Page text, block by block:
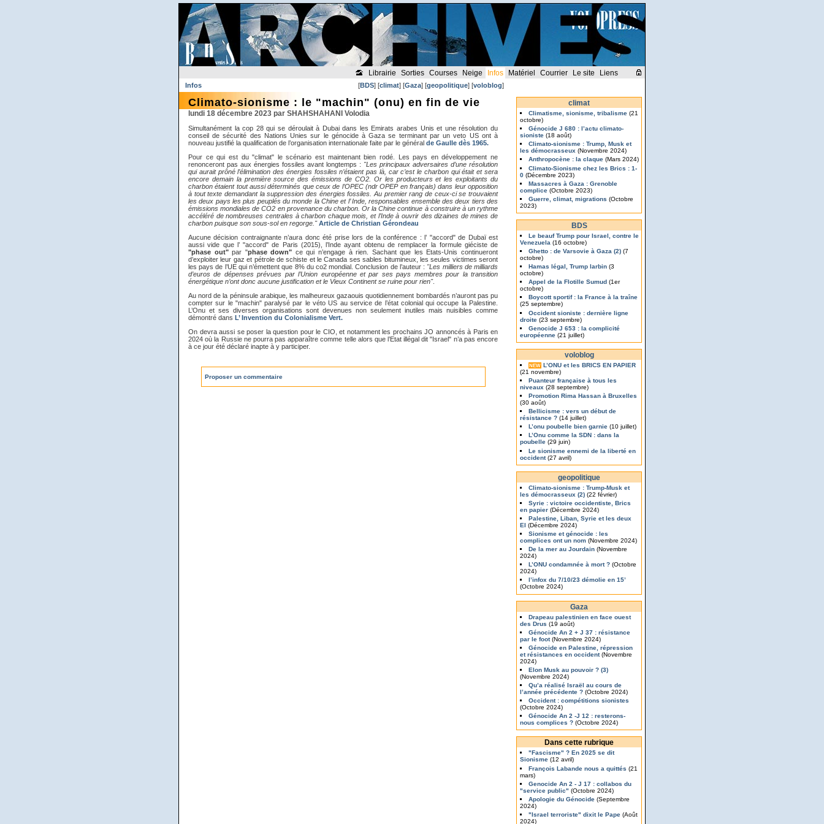
Librairie Sorties Courses Neige Infos Matériel Courrier Le site Liens
[BDS] [climat] [Gaza] [geopolitique] [voloblog]
Infos
Climato-sionisme : le "machin" (onu) en fin de vie
lundi 18 décembre 2023 par SHAHSHAHANI Volodia
Simultanément la cop 28 qui se déroulait à Dubai dans les Emirats arabes Unis et une résolution du
conseil de sécurité des Nations Unies sur le génocide à Gaza se terminant par un veto US ont à
nouveau justifié la qualification de l’organisation internationale faite par le général de Gaulle dès 1965.
Pour ce qui est du "climat" le scénario est maintenant bien rodé. Les pays en développement ne
renonceront pas aux énergies fossiles avant longtemps : "Les principaux adversaires d’une résolution
qui aurait prôné l’élimination des énergies fossiles n’étaient pas là, car c’est le charbon qui était et sera
encore demain la première source des émissions de CO2. Or les producteurs et les exploitants du
charbon étaient tout aussi déterminés que ceux de l’OPEC (ndr OPEP en français) dans leur opposition
à tout texte demandant la suppression des énergies fossiles. Au premier rang de ceux-ci se trouvaient
les deux pays les plus peuplés du monde la Chine et l’ Inde, responsables ensemble des deux tiers des
émissions mondiales de CO2 en provenance du charbon. Or la Chine continue à construire à un rythme
accéléré de nombreuses centrales à charbon chaque mois, et l’Inde à ouvrir des dizaines de mines de
charbon puisque son sous-sol en regorge."Article de Christian Gérondeau
Aucune décision contraignante n’aura donc été prise lors de la conférence : l’ "accord" de Dubaï est
aussi vide que l’ "accord" de Paris (2015), l’Inde ayant obtenu de remplacer la formule giéciste de
"phase out"par "phase down" ce qui n’engage à rien. Sachant que les Etats-Unis continueront
d’exploiter leur gaz et pétrole de schiste et le Canada ses sables bitumineux, les seules victimes seront
les pays de l’UE qui n’émettent que 8% du co2 mondial. Conclusion de l’auteur : "Les milliers de milliards
d’euros de dépenses prévues par l’Union européenne et par ses pays membres pour la transition
énergétique n’ont donc aucune justification et le Vieux Continent se ruine pour rien".
Au nord de la péninsule arabique, les malheureux gazaouis quotidiennement bombardés n’auront pas pu
compter sur le "machin" paralysé par le véto US au service de l’état colonial qui occupe la Palestine.
L’Onu et ses diverses organisations sont devenues non seulement inutiles mais nuisibles comme
démontré dans L’ Invention du Colonialisme Vert.
On devra aussi se poser la question pour le CIO, et notamment les prochains JO annoncés à Paris en
2024 où la Russie ne pourra pas apparaître comme telle alors que l’Etat illégal dit "Israel" n’a pas encore
à ce jour été déclaré inapte à y participer.
Proposer un commentaire
climat
Climatisme, sionisme, tribalisme (21
octobre)
Génocide J 680 : l’actu climato-
sioniste (18 août)
Climato-sionisme : Trump, Musk et
les démocrasseux (Novembre 2024)
Anthropocène : la claque (Mars 2024)
Climato-Sionisme chez les Brics : 1-
0 (Décembre 2023)
Massacres à Gaza : Grenoble
complice (Octobre 2023)
Guerre, climat, migrations (Octobre
2023)
BDS
Le beauf Trump pour Israel, contre le
Venezuela (16 octobre)
Ghetto : de Varsovie à Gaza (2) (7
octobre)
Hamas légal, Trump larbin(3
octobre)
Appel de la Flotille Sumud (1er
octobre)
Boycott sportif : la France à la traîne
(25 septembre)
Occident sioniste : dernière ligne
droite (23 septembre)
Genocide J 653 : la complicité
européenne (21 juillet)
voloblog
NEW L’ONU et les BRICS EN PAPIER
(21 novembre)
Puanteur française à tous les
niveaux (28 septembre)
Promotion Rima Hassan à Bruxelles
(30 août)
Bellicisme : vers un début de
résistance ? (14 juillet)
L’onu poubelle bien garnie (10 juillet)
L’Onu comme la SDN : dans la
poubelle (29 juin)
Le sionisme ennemi de la liberté en
occident(27 avril)
geopolitique
Climato-sionisme : Trump-Musk et
les démocrasseux (2) (22 février)
Syrie : victoire occidentiste, Brics
en papier (Décembre 2024)
Palestine, Liban, Syrie et les deux
EI (Décembre 2024)
Sionisme et génocide : les
complices ont un nom (Novembre 2024)
De la mer au Jourdain (Novembre
2024)
L’ONU condamnée à mort ? (Octobre
2024)
l’infox du 7/10/23 démolie en 15’
(Octobre 2024)
Gaza
Drapeau palestinien en face ouest
des Drus (19 août)
Génocide An 2 + J 37 : résistance
par le foot(Novembre 2024)
Génocide en Palestine, répression
et résistances en occident(Novembre
2024)
Elon Musk au pouvoir ? (3)
(Novembre 2024)
Qu’a réalisé Israël au cours de
l’année précédente ? (Octobre 2024)
Occident : compétitions sionistes
(Octobre 2024)
Génocide An 2 -J 12 : resterons-
nous complices ? (Octobre 2024)
Dans cette rubrique
"Fascisme" ? En 2025 se dit
Sionisme (12 avril)
François Labande nous a quittés (21
mars)
Genocide An 2 - J 17 : collabos du
"service public" (Octobre 2024)
Apologie du Génocide(Septembre
2024)
"Israel terroriste" dixit le Pape(Août
2024)